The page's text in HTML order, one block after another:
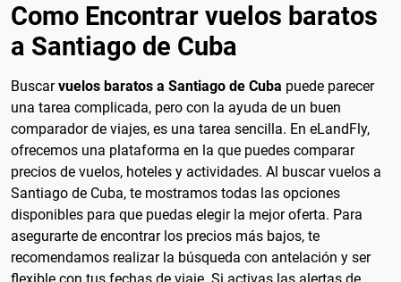
Como Encontrar vuelos baratos
a Santiago de Cuba
Buscarvuelos baratos a Santiago de Cuba puede parecer
una tarea complicada, pero con la ayuda de un buen
comparador de viajes, es una tarea sencilla. En eLandFly,
ofrecemos una plataforma en la que puedes comparar
precios de vuelos, hoteles y actividades. Al buscar vuelos a
Santiago de Cuba, te mostramos todas las opciones
disponibles para que puedas elegir la mejor oferta. Para
asegurarte de encontrar los precios más bajos, te
recomendamos realizar la búsqueda con antelación y ser